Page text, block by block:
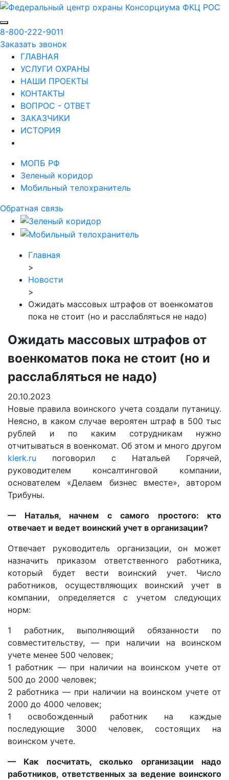
8-800-222-9011
Заказать звонок
ГЛАВНАЯ
УСЛУГИ ОХРАНЫ
НАШИ ПРОЕКТЫ
КОНТАКТЫ
ВОПРОС - ОТВЕТ
ЗАКАЗЧИКИ
ИСТОРИЯ
МОПБ РФ
Зеленый коридор
Мобильный телохранитель
Обратная связь
Главная
>
Новости
>
Ожидать массовых штрафов от военкоматов
пока не стоит (но и расслабляться не надо)
Ожидать массовых штрафов от
военкоматов пока не стоит (но и
расслабляться не надо)
20.10.2023
Новые правила воинского учета создали путаницу.
Неясно, в каком случае вероятен штраф в 500 тыс
рублей и по каким сотрудникам нужно
отчитываться в военкомат. Об этом и много другом
klerk.ru поговорил с Натальей Горячей,
руководителем консалтинговой компании,
основателем «Делаем бизнес вместе», автором
Трибуны.
— Наталья, начнем с самого простого: кто
отвечает и ведет воинский учет в организации?
Отвечает руководитель организации, он может
назначить приказом ответственного работника,
который будет вести воинский учет. Число
работников, осуществляющих воинский учет в
компании, определяется с учетом следующих
норм:
1 работник, выполняющий обязанности по
совместительству, — при наличии на воинском
учете менее 500 человек;
1 работник — при наличии на воинском учете от
500 до 2000 человек;
2 работника — при наличии на воинском учете от
2000 до 4000 человек;
1 освобожденный работник на каждые
последующие 3000 человек, состоящих на
воинском учете.
— Как посчитать, сколько организации надо
работников, ответственных за ведение воинского